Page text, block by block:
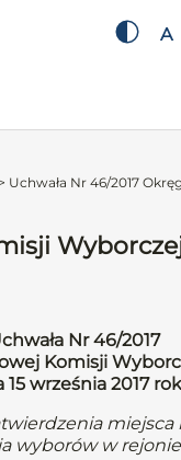
A
> Uchwała Nr 46/2017
Nr 46/2017
Komisji
15 września 2017
wyborów w